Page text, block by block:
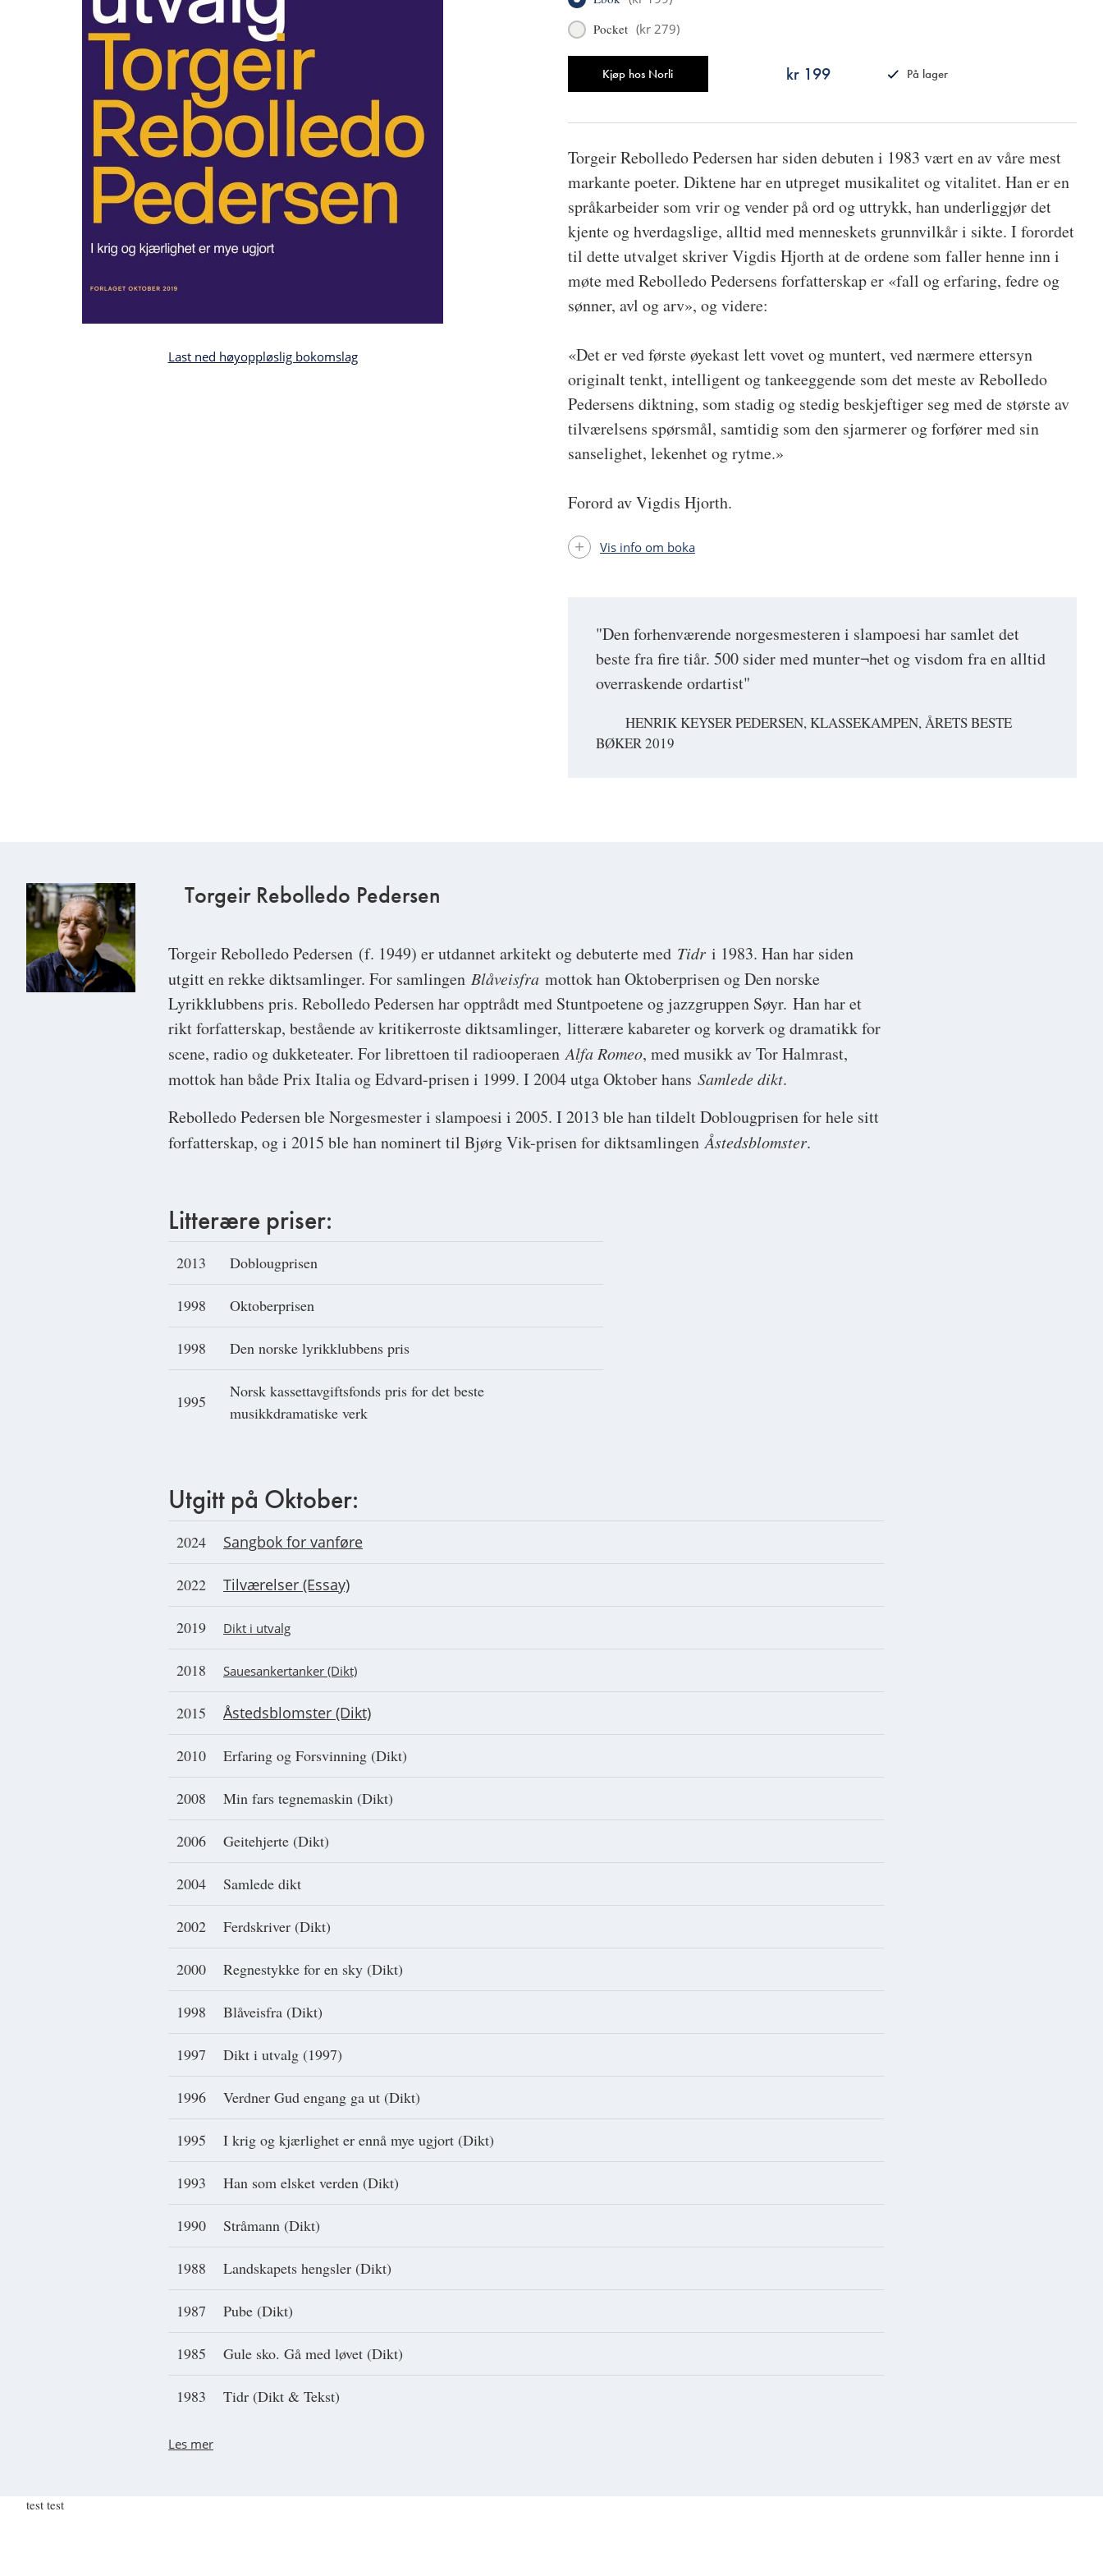
Last ned høyoppløslig bokomslag
Pocket (kr 279)
Kjøp hos Norli kr 199
På lager
"Den forhenværende norgesmesteren i slampoesi har samlet det
beste fra fire tiår. 500 sider med munter¬het og visdom fra en alltid
overraskende ordartist"
HENRIK KEYSER PEDERSEN, KLASSEKAMPEN, ÅRETS BESTE
BØKER 2019
Torgeir Rebolledo Pedersen har siden debuten i 1983 vært en av våre mest
markante poeter. Diktene har en utpreget musikalitet og vitalitet. Han er en
språkarbeider som vrir og vender på ord og uttrykk, han underliggjør det
kjente og hverdagslige, alltid med menneskets grunnvilkår i sikte. I forordet
til dette utvalget skriver Vigdis Hjorth at de ordene som faller henne inn i
møte med Rebolledo Pedersens forfatterskap er «fall og erfaring, fedre og
sønner, avl og arv», og videre:
«Det er ved første øyekast lett vovet og muntert, ved nærmere ettersyn
originalt tenkt, intelligent og tankeeggende som det meste av Rebolledo
Pedersens diktning, som stadig og stedig beskjeftiger seg med de største av
tilværelsens spørsmål, samtidig som den sjarmerer og forfører med sin
sanselighet, lekenhet og rytme.»
Forord av Vigdis Hjorth.
Vis info om boka
Torgeir Rebolledo Pedersen
Torgeir Rebolledo Pedersen (f. 1949) er utdannet arkitekt og debuterte med Tidr i 1983. Han har siden
utgitt en rekke diktsamlinger. For samlingen Blåveisfra mottok han Oktoberprisen og Den norske
Lyrikklubbens pris. Rebolledo Pedersen har opptrådt med Stuntpoetene og jazzgruppen Søyr. Han har et
rikt forfatterskap, bestående av kritikerroste diktsamlinger, litterære kabareter og korverk og dramatikk for
scene, radio og dukketeater. For librettoen til radiooperaenAlfa Romeo, med musikk av Tor Halmrast,
mottok han både Prix Italia og Edvard-prisen i 1999. I 2004 utga Oktober hans Samlede dikt.
Rebolledo Pedersen ble Norgesmester i slampoesi i 2005. I 2013 ble han tildelt Doblougprisen for hele sitt
forfatterskap, og i 2015 ble han nominert til Bjørg Vik-prisen for diktsamlingenÅstedsblomster.
Litterære priser:
2013 Doblougprisen
1998 Oktoberprisen
1998 Den norske lyrikklubbens pris
1995
Norsk kassettavgiftsfonds pris for det beste
musikkdramatiske verk
Utgitt på Oktober:
2024 Sangbok for vanføre
2022 Tilværelser (Essay)
2019 Dikt i utvalg
2018 Sauesankertanker (Dikt)
2015 Åstedsblomster (Dikt)
2010 Erfaring og Forsvinning (Dikt)
2008 Min fars tegnemaskin (Dikt)
2006 Geitehjerte (Dikt)
2004 Samlede dikt
2002 Ferdskriver (Dikt)
2000 Regnestykke for en sky (Dikt)
1998 Blåveisfra (Dikt)
1997 Dikt i utvalg (1997)
1996 Verdner Gud engang ga ut (Dikt)
1995 I krig og kjærlighet er ennå mye ugjort (Dikt)
1993 Han som elsket verden (Dikt)
1990 Stråmann (Dikt)
1988 Landskapets hengsler (Dikt)
1987 Pube (Dikt)
1985 Gule sko. Gå med løvet (Dikt)
1983 Tidr (Dikt & Tekst)
Les mer
test test